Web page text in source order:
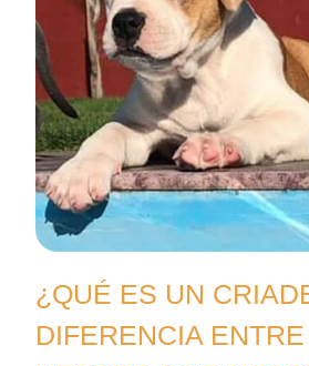
¿QUÉ ES UN
DIFERENCIA